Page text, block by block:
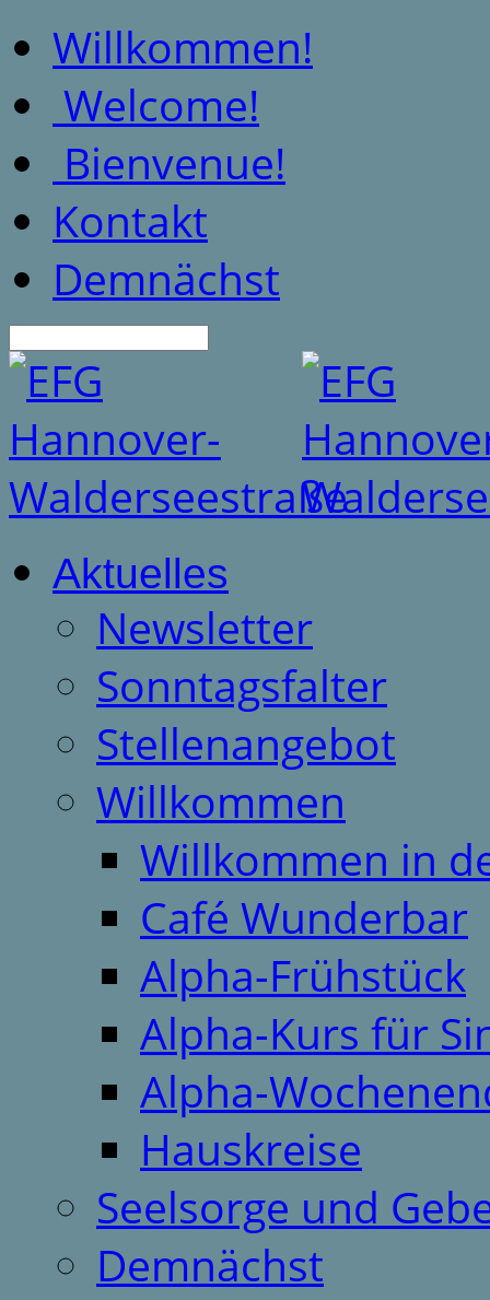
Willkommen!
Welcome!
Bienvenue!
Kontakt
Demnächst
Aktuelles
Newsletter
Sonntagsfalter
Stellenangebot
Willkommen
Willkommen in
Café Wunderbar
Alpha-Frühstück
Alpha-Kurs für
Alpha-
Hauskreise
Seelsorge und
Demnächst